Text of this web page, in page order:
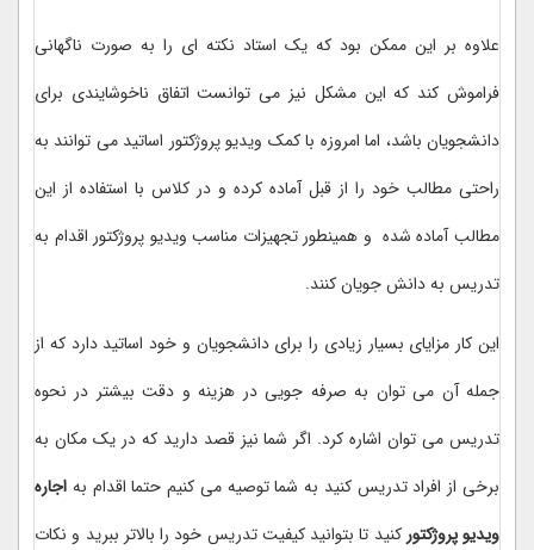
علاوه بر این ممکن بود که یک استاد نکته ای را به صورت ناگهانی
فراموش کند که این مشکل نیز می توانست اتفاق ناخوشایندی برای
دانشجویان باشد، اما امروزه با کمک ویدیو پروژکتور اساتید می توانند به
راحتی مطالب خود را از قبل آماده کرده و در کلاس با استفاده از این
مطالب آماده شده و همینطور تجهیزات مناسب ویدیو پروژکتور اقدام به
تدریس به دانش جویان کنند.
این کار مزایای بسیار زیادی را برای دانشجویان و خود اساتید دارد که از
جمله آن می توان به صرفه جویی در هزینه و دقت بیشتر در نحوه
تدریس می توان اشاره کرد. اگر شما نیز قصد دارید که در یک مکان به
برخی از افراد تدریس کنید به شما توصیه می کنیم حتما اقدام به اجاره
ویدیو پروژکتور کنید تا بتوانید کیفیت تدریس خود را بالاتر ببرید و نکات